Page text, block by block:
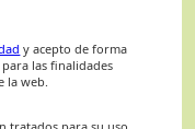
y acepto de forma
las finalidades
la web.